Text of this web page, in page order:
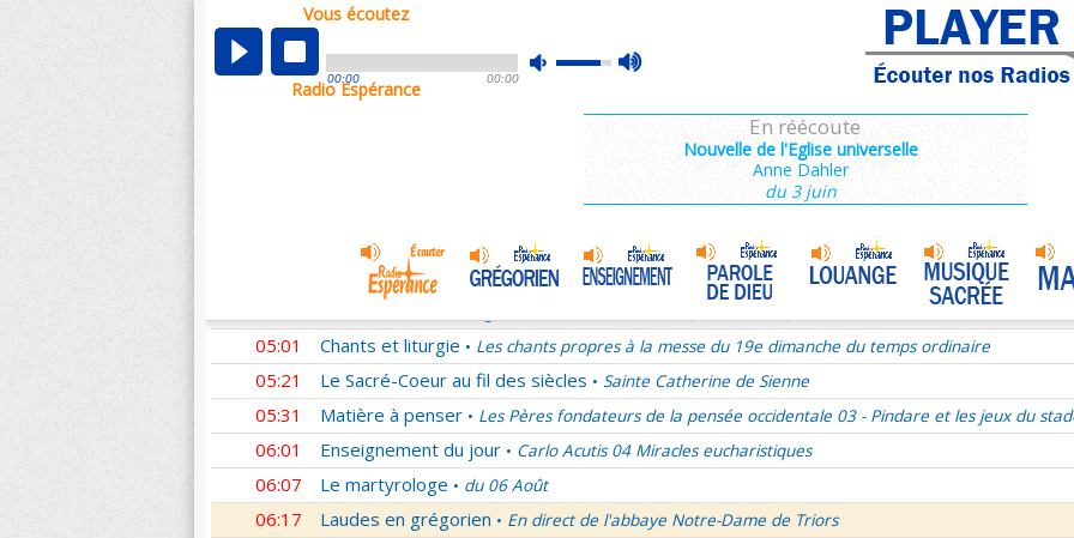
Vous écoutez
mute
max
00:00 00:00
Radio Espérance
En réécoute
Nouvelle de l'Eglise universelle
Anne Dahler
du 3 juin
00:05
01:02 Sentinelles de la foi • Lettres de Saint François de Sales 36/106
01:33 10 minutes avec Jésus
La Transfiguration du Seigneur
Les conférences de la Famille Missionnaire de Notre-Dame • La joie dans l’Esprit-Saint
Corinthiens 6/6
Entrons dans la liturgie Transfiguration du Seigneur - 1re lecture Dn 7 ou 2P 1
Entrons dans la liturgie • Transfiguration du Seigneur - Psaume 96
05:01 Chants et liturgie • Les chants propres à la messe du 19e dimanche du temps ordinaire
05:21 Le Sacré-Coeur au fil des siècles • Sainte Catherine de Sienne
05:31 Matière à penser • Les Pères fondateurs de la pensée occidentale 03 - Pindare et les jeux du
06:01 Enseignement du jour • Carlo Acutis 04 Miracles eucharistiques
06:07 Le martyrologe • du 06 Août
06:17 Laudes en grégorien • En direct de l'abbaye Notre-Dame de Triors